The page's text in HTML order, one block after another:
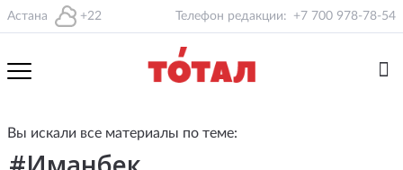
Астана +22 Телефон редакции: +7 700 978-78-54
Вы искали все материалы по теме: